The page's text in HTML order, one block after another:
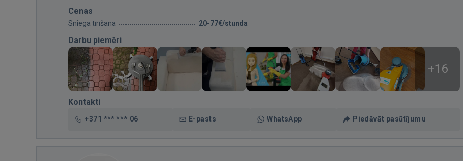
Cenas
Sniega tīrīšana 20-77€/stunda
Darbu piemēri
+16
Kontakti
+371 *** *** 06 E-pasts WhatsApp Piedāvāt pasūtījumu